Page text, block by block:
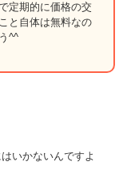
定期的に価格の交
と自体は無料なの
^^
いかないんですよ